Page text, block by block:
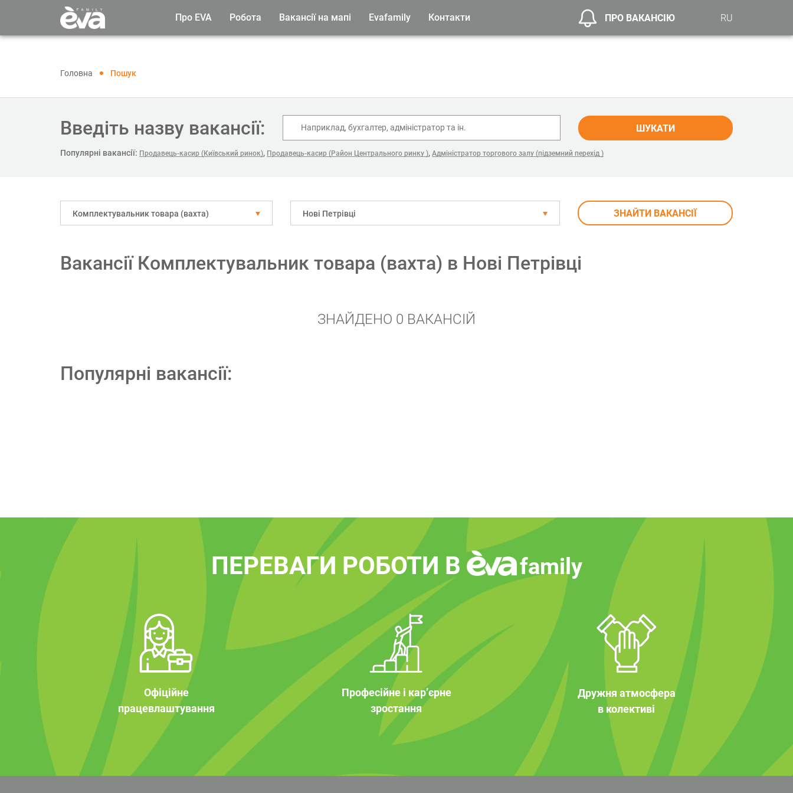
Про EVA Робота Вакансії на мапі Evafamily Контакти ПРО ВАКАНСІЮ RU
Головна Пошук
Введіть назву вакансії: ШУКАТИ
Популярні вакансії: Продавець-касир (Київський ринок), Продавець-касир (Район Центрального ринку ), Адміністратор торгового залу (підземний перехід )
Комплектувальник товара (вахта) Нові Петрівці ЗНАЙТИ ВАКАНСІЇ
Вакансії Комплектувальник товара (вахта) в Нові Петрівці
ЗНАЙДЕНО 0 ВАКАНСІЙ
Популярні вакансії:
ПЕРЕВАГИ РОБОТИ В family
Офіційне
працевлаштування
Професійне і кар’єрне
зростання
Дружня атмосфера
в колективі